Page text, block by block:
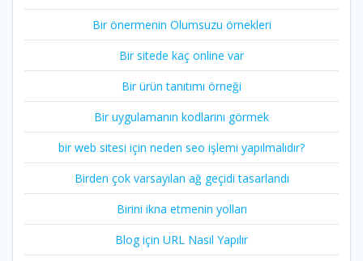
Bir önermenin Olumsuzu örnekleri
Bir sitede kaç online var
Bir ürün tanıtımı örneği
Bir uygulamanın kodlarını görmek
bir web sitesi için neden seo işlemi yapılmalıdır?
Birden çok varsayılan ağ geçidi tasarlandı
Birini ikna etmenin yolları
Blog için URL Nasıl Yapılır